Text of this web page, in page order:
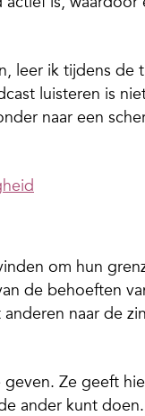
leer ik tijdens de
luisteren is
naar een
om hun
de behoeften
naar de
Ze geeft
ander kunt